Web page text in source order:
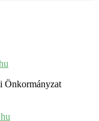
Önkormányzat